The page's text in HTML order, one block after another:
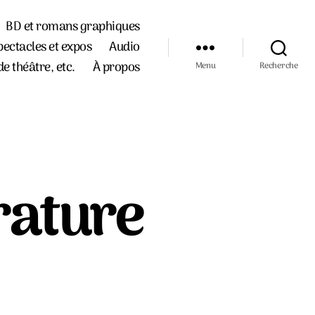
BD et romans graphiques
et expos
Audio
théâtre, etc.
À propos Menu Recherche